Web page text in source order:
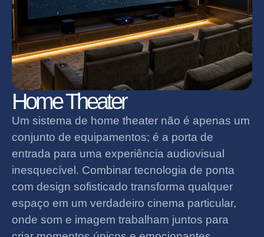
Home Theater
Um sistema de home theater não é apenas um
conjunto de equipamentos; é a porta de
entrada para uma experiência audiovisual
inesquecível. Combinar tecnologia de ponta
com design sofisticado transforma qualquer
espaço em um verdadeiro cinema particular,
onde som e imagem trabalham juntos para